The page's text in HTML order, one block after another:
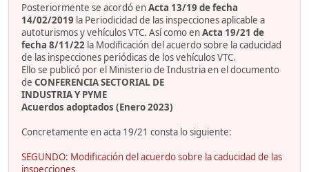
Posteriormente se acordó enActa 13/19 de fecha
14/02/2019 la Periodicidad de las inspecciones aplicable a
autoturismos y vehículos VTC. Así como enActa 19/21 de
fecha 8/11/22 la Modificación del acuerdo sobre la caducidad
de las inspecciones periódicas de los vehículos VTC.
Ello se publicó por el Ministerio de Industria en el documento
de CONFERENCIA SECTORIAL DE
INDUSTRIA Y PYME
Acuerdos adoptados (Enero 2023)
Concretamente en acta 19/21 consta lo siguiente:
SEGUNDO: Modificación del acuerdo sobre la caducidad de las
inspecciones